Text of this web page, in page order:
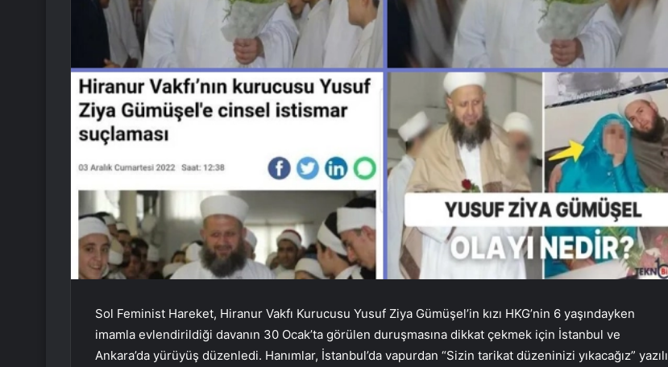
Sol Feminist Hareket, Hiranur Vakfı Kurucusu Yusuf Ziya Gümüşel’in kızı HKG’nin 6 yaşındayken
imamla evlendirildiği davanın 30 Ocak’ta görülen duruşmasına dikkat çekmek için İstanbul ve
Ankara’da yürüyüş düzenledi. Hanımlar, İstanbul’da vapurdan “Sizin tarikat düzeninizi yıkacağız” yazılı